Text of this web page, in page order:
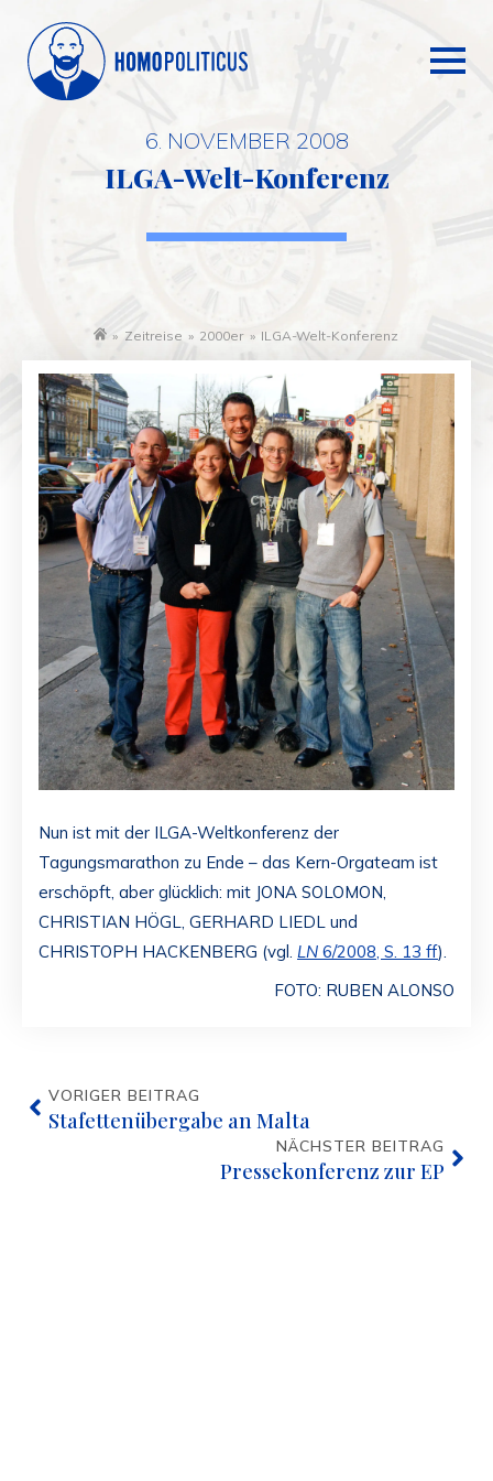
6. NOVEMBER 2008
ILGA-Welt-Konferenz
» Zeitreise » 2000er » ILGA-Welt-Konferenz
Nun ist mit der ILGA-Weltkonferenz der
Tagungsmarathon zu Ende – das Kern-Orgateam ist
erschöpft, aber glücklich: mit JONA SOLOMON,
CHRISTIAN HÖGL, GERHARD LIEDL und
CHRISTOPH HACKENBERG (vgl. LN 6/2008, S. 13 ff).
FOTO: RUBEN ALONSO
VORIGER BEITRAG
Stafettenübergabe an Malta
NÄCHSTER BEITRAG
Pressekonferenz zur EP